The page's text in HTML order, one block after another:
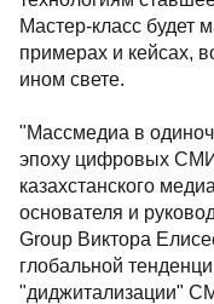
Мастер-класс будет
примерах и кейсах,
ином свете.
"Массмедиа в
эпоху цифровых
казахстанского
основателя и
Group Виктора
глобальной
"диджитализации"